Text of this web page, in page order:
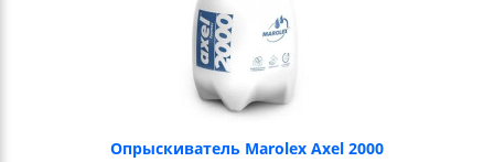
Опрыскиватель Marolex Axel 2000